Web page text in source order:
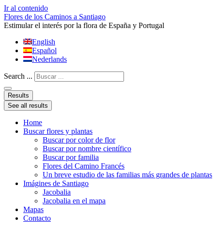
Ir al contenido
Flores de los Caminos a Santiago
Estimular el interés por la flora de España y Portugal
English
Español
Nederlands
Search ...
Results
See all results
Home
Buscar flores y plantas
Buscar por color de flor
Buscar por nombre científico
Buscar por familia
Flores del Camino Francés
Un breve estudio de las familias más grandes de plantas
Imágines de Santiago
Jacobalia
Jacobalia en el mapa
Mapas
Contacto